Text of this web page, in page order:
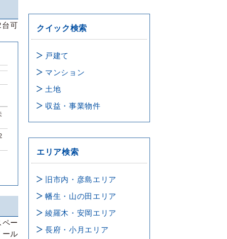
可
ー
ル
クイック検索
戸建て
マンション
土地
収益・事業物件
エリア検索
旧市内・彦島エリア
幡生・山の田エリア
綾羅木・安岡エリア
長府・小月エリア